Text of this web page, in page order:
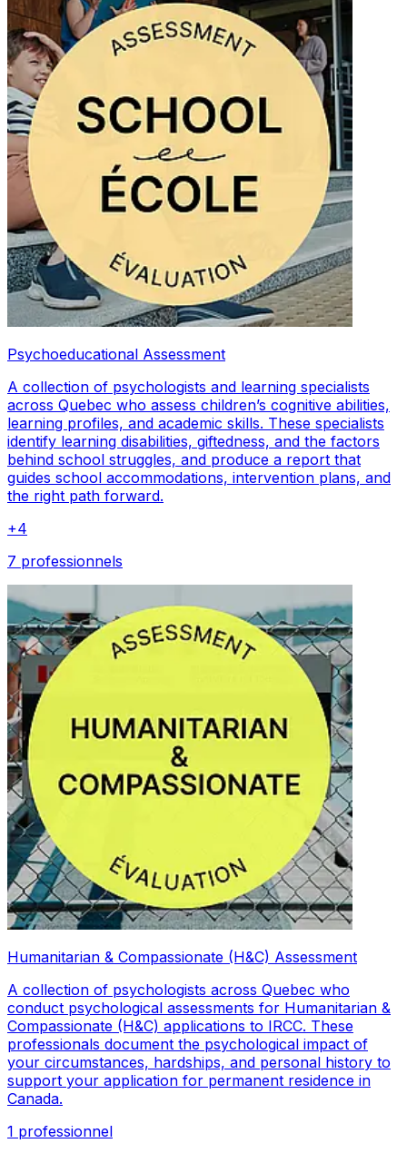
Psychoeducational Assessment
A collection of psychologists and learning specialists
across Quebec who assess children’s cognitive abilities,
learning profiles, and academic skills. These specialists
identify learning disabilities, giftedness, and the factors
behind school struggles, and produce a report that
guides school accommodations, intervention plans, and
the right path forward.
+4
7 professionnels
Humanitarian & Compassionate (H&C) Assessment
A collection of psychologists across Quebec who
conduct psychological assessments for Humanitarian &
Compassionate (H&C) applications to IRCC. These
professionals document the psychological impact of
your circumstances, hardships, and personal history to
support your application for permanent residence in
Canada.
1 professionnel